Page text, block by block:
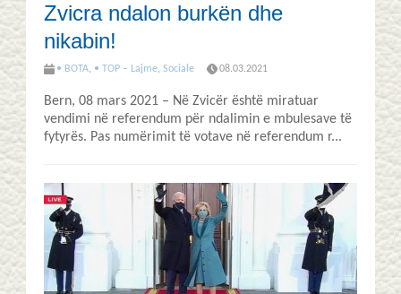
Zvicra ndalon burkën dhe
nikabin!
• BOTA, • TOP – Lajme, Sociale 08.03.2021
Bern, 08 mars 2021 – Në Zvicër është miratuar
vendimi në referendum për ndalimin e mbulesave të
fytyrës. Pas numërimit të votave në referendum r...